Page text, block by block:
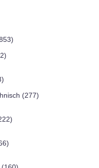
(277)